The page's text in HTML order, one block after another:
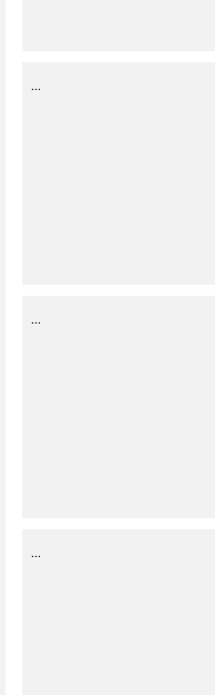
même prix. Un
...
...
...